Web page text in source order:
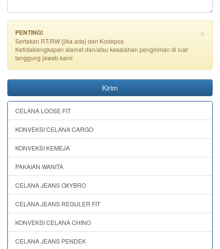
×
PENTING!
Sertakan RT/RW (jika ada) dan Kodepos
Ketidaklengkapan alamat dan/atau kesalahan pengiriman di luar
tanggung jawab kami
Kirim
CELANA LOOSE FIT
KONVEKSI CELANA CARGO
KONVEKSI KEMEJA
PAKAIAN WANITA
CELANA JEANS OXYBRO
CELANA JEANS REGULER FIT
KONVEKSI CELANA CHINO
CELANA JEANS PENDEK